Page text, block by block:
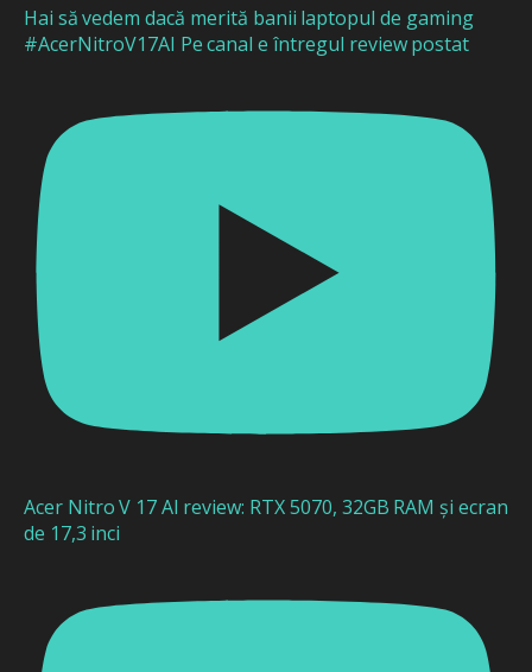
Hai să vedem dacă merită banii laptopul de gaming
#AcerNitroV17AI Pe canal e întregul review postat
Acer Nitro V 17 AI review: RTX 5070, 32GB RAM și ecran
de 17,3 inci